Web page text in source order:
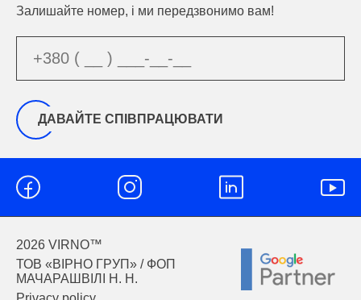
Залишайте номер, і ми передзвонимо вам!
ДАВАЙТЕ СПІВПРАЦЮВАТИ
2026 VIRNO™
ТОВ «ВІРНО ГРУП‭» / ФОП
МАЧАРАШВІЛІ Н. Н.